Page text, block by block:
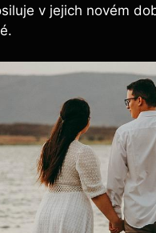
v jejich novém